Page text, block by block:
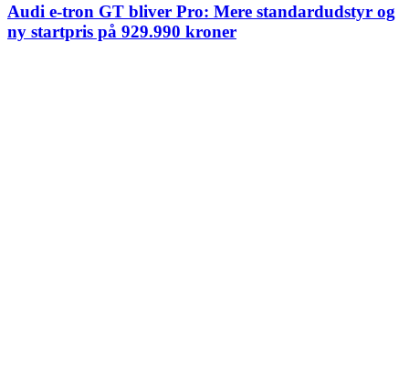
Audi e-tron GT bliver Pro: Mere standardudstyr og
ny startpris på 929.990 kroner